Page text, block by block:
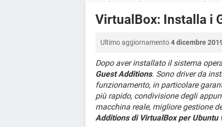
VirtualBox: Installa i
Ultimo aggiornamento4 dicembre
Dopo aver installato il sistema
Guest Additions. Sono driver da
funzionamento, in particolare
più rapido, condivisione degli
macchina reale, migliore gestione
Additions di VirtualBox per Ubuntu